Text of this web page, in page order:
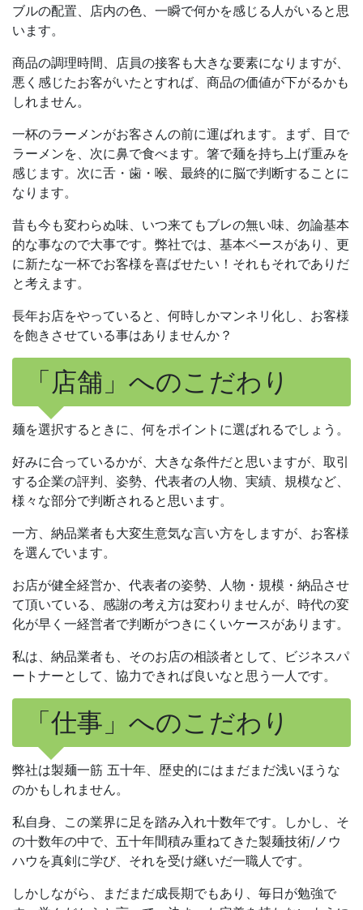
ブルの配置、店内の色、一瞬で何かを感じる人がいると思
います。
商品の調理時間、店員の接客も大きな要素になりますが、
悪く感じたお客がいたとすれば、商品の価値が下がるかも
しれません。
一杯のラーメンがお客さんの前に運ばれます。まず、目で
ラーメンを、次に鼻で食べます。箸で麺を持ち上げ重みを
感じます。次に舌・歯・喉、最終的に脳で判断することに
なります。
昔も今も変わらぬ味、いつ来てもブレの無い味、勿論基本
的な事なので大事です。弊社では、基本ベースがあり、更
に新たな一杯でお客様を喜ばせたい！それもそれでありだ
と考えます。
長年お店をやっていると、何時しかマンネリ化し、お客様
を飽きさせている事はありませんか？
「店舗」へのこだわり
麺を選択するときに、何をポイントに選ばれるでしょう。
好みに合っているかが、大きな条件だと思いますが、取引
する企業の評判、姿勢、代表者の人物、実績、規模など、
様々な部分で判断されると思います。
一方、納品業者も大変生意気な言い方をしますが、お客様
を選んでいます。
お店が健全経営か、代表者の姿勢、人物・規模・納品させ
て頂いている、感謝の考え方は変わりませんが、時代の変
化が早く一経営者で判断がつきにくいケースがあります。
私は、納品業者も、そのお店の相談者として、ビジネスパ
ートナーとして、協力できれば良いなと思う一人です。
「仕事」へのこだわり
弊社は製麺一筋 五十年、歴史的にはまだまだ浅いほうな
のかもしれません。
私自身、この業界に足を踏み入れ十数年です。しかし、そ
の十数年の中で、五十年間積み重ねてきた製麺技術/ノウ
ハウを真剣に学び、それを受け継いだ一職人です。
しかしながら、まだまだ成長期でもあり、毎日が勉強で